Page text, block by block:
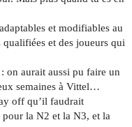
et modifiables au
qualifiées et des joueurs qui
on aurait aussi pu faire un
semaines à Vittel…
off qu’il faudrait
pour la N2 et la N3, et la